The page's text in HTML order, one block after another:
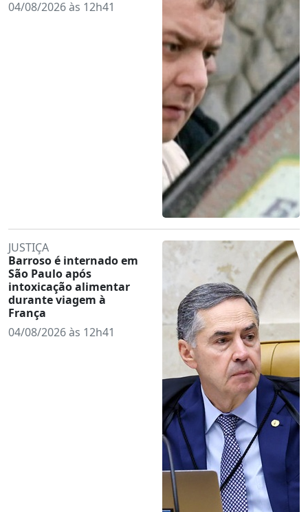
04/08/2026 às 12h41
JUSTIÇA
Barroso é internado em
São Paulo após
intoxicação alimentar
durante viagem à
França
04/08/2026 às 12h41